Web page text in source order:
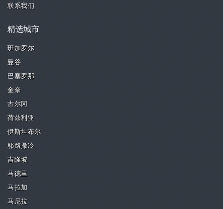
联系我们
精选城市
班加罗尔
曼谷
巴塞罗那
金奈
古尔冈
荷兹利亚
伊斯坦布尔
耶路撒冷
吉隆坡
马德里
马拉加
马尼拉